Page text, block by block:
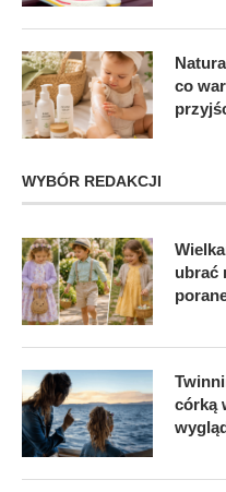
co
WYBÓR REDAKCJI
ubrać
córką